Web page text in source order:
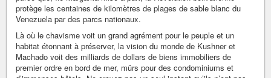
protège les centaines de kilomètres de plages de sable blanc du
Venezuela par des parcs nationaux.
Là où le chavisme voit un grand agrément pour le peuple et un
habitat étonnant à préserver, la vision du monde de Kushner et
Machado voit des milliards de dollars de biens immobiliers de
premier ordre en bord de mer, mûrs pour des condominiums et